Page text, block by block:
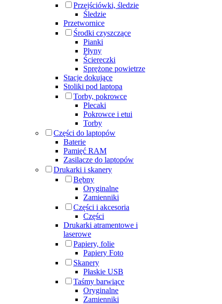
Przejściówki, śledzie
Śledzie
Przetwornice
Środki czyszczące
Pianki
Płyny
Ściereczki
Sprężone powietrze
Stacje dokujące
Stoliki pod laptopa
Torby, pokrowce
Plecaki
Pokrowce i etui
Torby
Części do laptopów
Baterie
Pamięć RAM
Zasilacze do laptopów
Drukarki i skanery
Bębny
Oryginalne
Zamienniki
Części i akcesoria
Części
Drukarki atramentowe i
laserowe
Papiery, folie
Papiery Foto
Skanery
Płaskie USB
Taśmy barwiące
Oryginalne
Zamienniki